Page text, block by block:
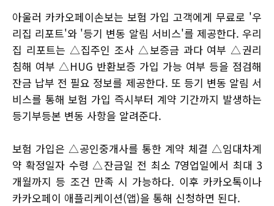
아울러 카카오페이손보는 보험 가입 고객에게 무료로 '우
리집 리포트'와 '등기 변동 알림 서비스'를 제공한다. 우리
집 리포트는 △집주인 조사 △보증금 과다 여부 △권리
침해 여부 △HUG 반환보증 가입 가능 여부 등을 점검해
잔금 납부 전 필요 정보를 제공한다. 또 등기 변동 알림 서
비스를 통해 보험 가입 즉시부터 계약 기간까지 발생하는
등기부등본 변동 사항을 알려준다.
보험 가입은 △공인중개사를 통한 계약 체결 △임대차계
약 확정일자 수령 △잔금일 전 최소 7영업일에서 최대 3
개월까지 등 조건 만족 시 가능하다. 이후 카카오톡이나
카카오페이 애플리케이션(앱)을 통해 신청하면 된다.